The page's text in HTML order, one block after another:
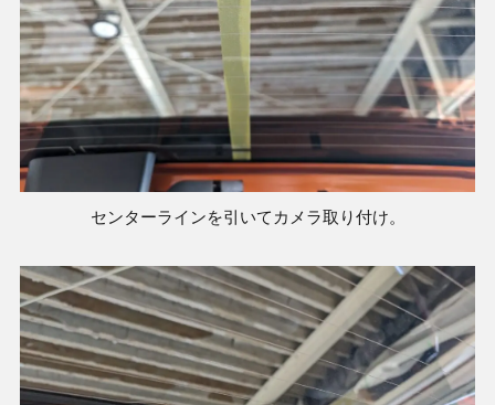
センターラインを引いてカメラ取り付け。